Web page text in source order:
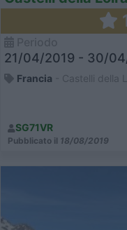
21/04/2019 - 30/
Francia - Castelli della
SG71VR
Pubblicato il 18/08/2019